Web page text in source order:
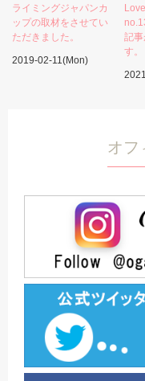
ライミングジャパンカ
ップの取材をさせてい
ただきました。
2019-02-11(Mon)
記事
す。
オフ